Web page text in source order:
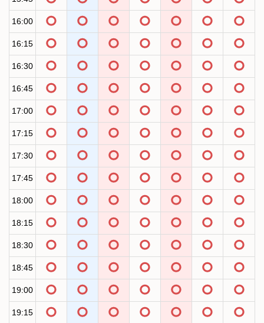
16:00
16:15
16:30
16:45
17:00
17:15
17:30
17:45
18:00
18:15
18:30
18:45
19:00
19:15